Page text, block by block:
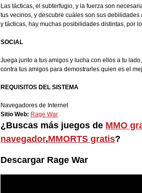
Las tácticas, el subterfugio, y la fuerza son
tus vecinos, y descubre cuáles son sus
y tácticas, hay muchas posibilidades distintas, por
SOCIAL
Juega junto a tus amigos y lucha con ellos a tu
contra tus amigos para demostrarles quien es el
REQUISITOS DEL SISTEMA
Navegadores de Internet
Sitio Web: Rage War
¿Buscas más juegos de MMO
navegador,MMORTS gratis?
Descargar Rage War